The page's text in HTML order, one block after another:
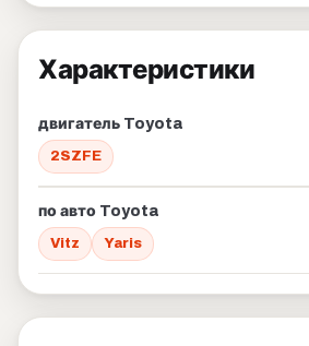
Характеристики
двигатель Toyota
2SZFE
по авто Toyota
Vitz Yaris